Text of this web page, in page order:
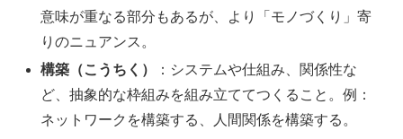
意味が重なる部分もあるが、より「モノづくり」寄
りのニュアンス。
構築（こうちく）
：システムや仕組み、関係性な
ど、抽象的な枠組みを組み立ててつくること。例：
ネットワークを構築する、人間関係を構築する。